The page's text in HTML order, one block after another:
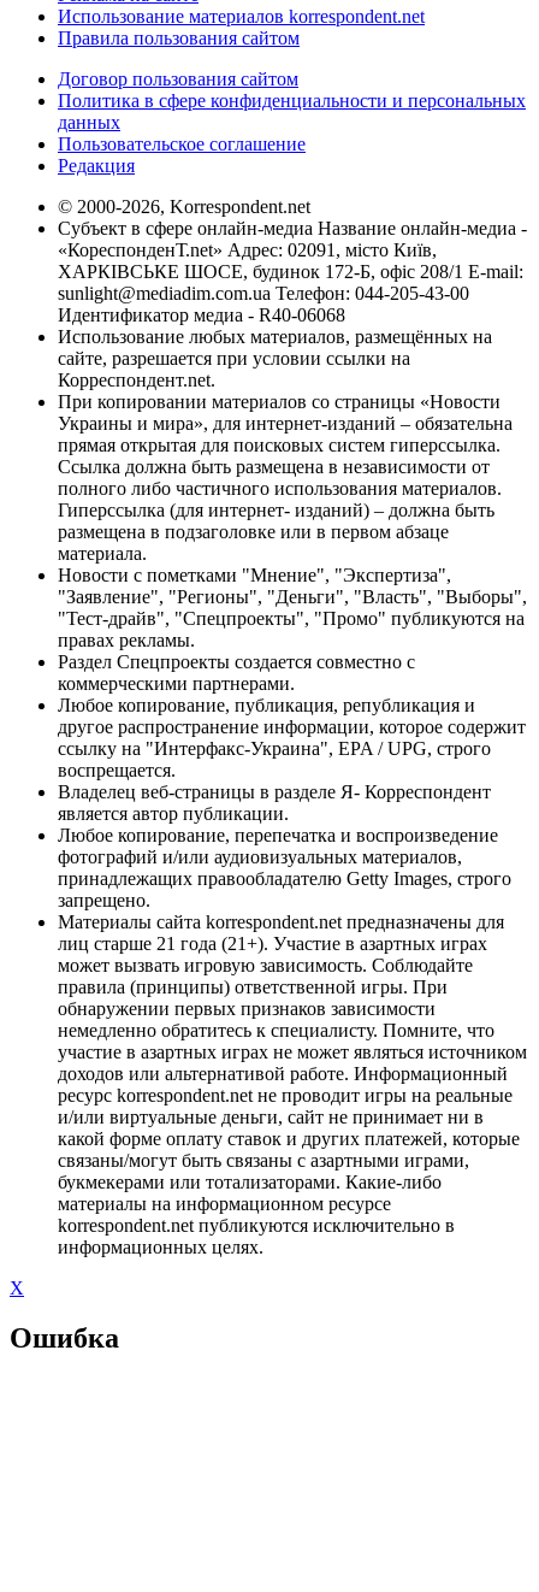
Использование материалов korrespondent.net
Правила пользования сайтом
Договор пользования сайтом
Политика в сфере конфиденциальности и персональных
данных
Пользовательское соглашение
Редакция
© 2000-2026, Korrespondent.net
Субъект в сфере онлайн-медиа Название онлайн-медиа -
«КореспонденТ.net» Адрес: 02091, місто Київ,
ХАРКІВСЬКЕ ШОСЕ, будинок 172-Б, офіс 208/1 E-mail:
sunlight@mediadim.com.ua Телефон: 044-205-43-00
Идентификатор медиа - R40-06068
Использование любых материалов, размещённых на
сайте, разрешается при условии ссылки на
Корреспондент.net.
При копировании материалов со страницы «Новости
Украины и мира», для интернет-изданий – обязательна
прямая открытая для поисковых систем гиперссылка.
Ссылка должна быть размещена в независимости от
полного либо частичного использования материалов.
Гиперссылка (для интернет- изданий) – должна быть
размещена в подзаголовке или в первом абзаце
материала.
Новости с пометками "Мнение", "Экспертиза",
"Заявление", "Регионы", "Деньги", "Власть", "Выборы",
"Тест-драйв", "Спецпроекты", "Промо" публикуются на
правах рекламы.
Раздел Спецпроекты создается совместно с
коммерческими партнерами.
Любое копирование, публикация, републикация и
другое распространение информации, которое содержит
ссылку на "Интерфакс-Украина", EPA / UPG, строго
воспрещается.
Владелец веб-страницы в разделе Я- Корреспондент
является автор публикации.
Любое копирование, перепечатка и воспроизведение
фотографий и/или аудиовизуальных материалов,
принадлежащих правообладателю Getty Images, строго
запрещено.
Материалы сайта korrespondent.net предназначены для
лиц старше 21 года (21+). Участие в азартных играх
может вызвать игровую зависимость. Соблюдайте
правила (принципы) ответственной игры. При
обнаружении первых признаков зависимости
немедленно обратитесь к специалисту. Помните, что
участие в азартных играх не может являться источником
доходов или альтернативой работе. Информационный
ресурс korrespondent.net не проводит игры на реальные
и/или виртуальные деньги, сайт не принимает ни в
какой форме оплату ставок и других платежей, которые
связаны/могут быть связаны с азартными играми,
букмекерами или тотализаторами. Какие-либо
материалы на информационном ресурсе
korrespondent.net публикуются исключительно в
информационных целях.
X
Ошибка